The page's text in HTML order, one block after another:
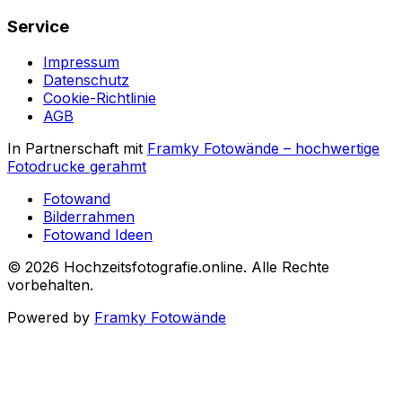
Service
Impressum
Datenschutz
Cookie-Richtlinie
AGB
In Partnerschaft mit Framky Fotowände – hochwertige
Fotodrucke gerahmt
Fotowand
Bilderrahmen
Fotowand Ideen
© 2026 Hochzeitsfotografie.online. Alle Rechte
vorbehalten.
Powered by Framky Fotowände